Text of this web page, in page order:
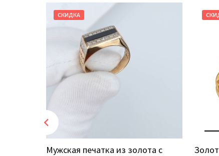
СКИДКА
Мужская печатка из золота с